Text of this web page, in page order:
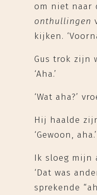
om niet naar
onthullingen
kijken.
Gus trok zijn
‘Aha.’
‘Wat aha?’
Hij haalde
‘Gewoon, aha.’
Ik sloeg mijn
‘Dat was
sprekende